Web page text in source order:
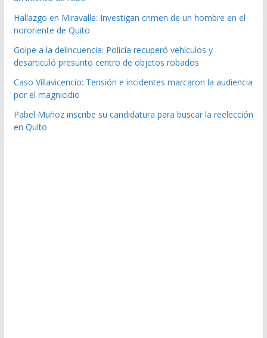
Hallazgo en Miravalle: Investigan crimen de un hombre en el
nororiente de Quito
Golpe a la delincuencia: Policía recuperó vehículos y
desarticuló presunto centro de objetos robados
Caso Villavicencio: Tensión e incidentes marcaron la audiencia
por el magnicidio
Pabel Muñoz inscribe su candidatura para buscar la reelección
en Quito